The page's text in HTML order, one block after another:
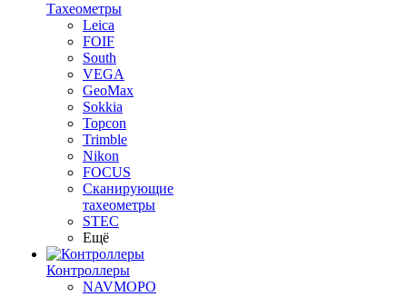
Тахеометры
Leica
FOIF
South
VEGA
GeoMax
Sokkia
Topcon
Trimble
Nikon
FOCUS
Сканирующие
тахеометры
STEC
Ещё
Контроллеры
NAVMOPO